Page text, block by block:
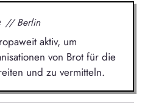
// Berlin
aktiv, um
von Brot für die
und zu vermitteln.